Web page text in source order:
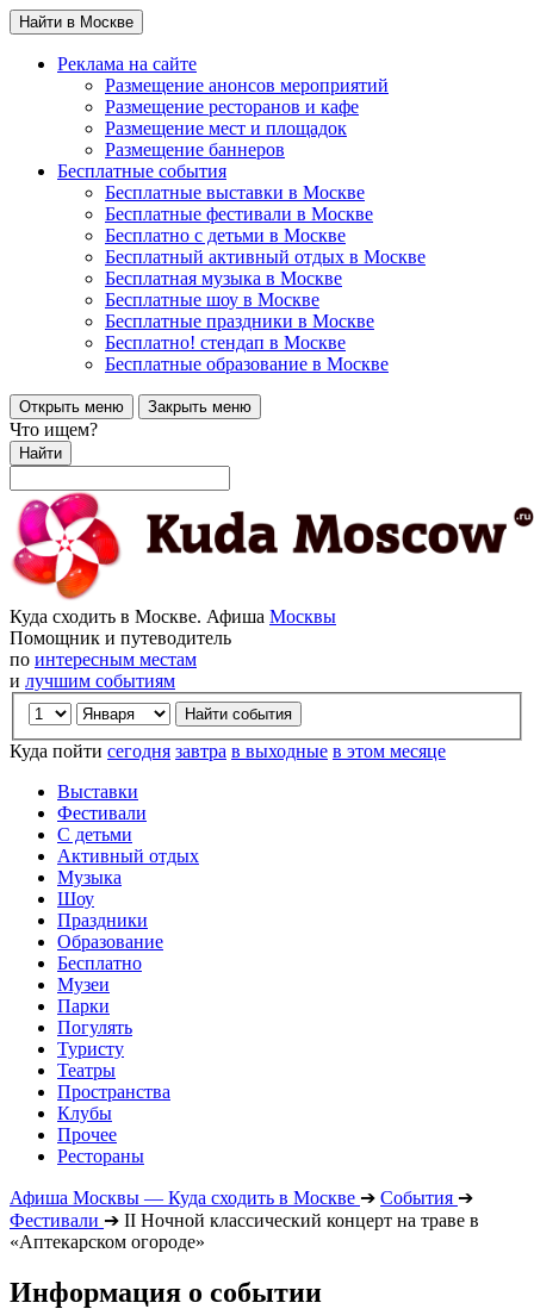
Найти в Москве
Реклама на сайте
Размещение анонсов мероприятий
Размещение ресторанов и кафе
Размещение мест и площадок
Размещение баннеров
Бесплатные события
Бесплатные выставки в Москве
Бесплатные фестивали в Москве
Бесплатно с детьми в Москве
Бесплатный активный отдых в Москве
Бесплатная музыка в Москве
Бесплатные шоу в Москве
Бесплатные праздники в Москве
Бесплатно! стендап в Москве
Бесплатные образование в Москве
Открыть меню Закрыть меню
Что ищем?
Найти
Куда сходить в Москве. Афиша Москвы
Помощник и путеводитель
по интересным местам
и лучшим событиям
Куда пойти сегодня завтра в выходные в этом месяце
Выставки
Фестивали
С детьми
Активный отдых
Музыка
Шоу
Праздники
Образование
Бесплатно
Музеи
Парки
Погулять
Туристу
Театры
Пространства
Клубы
Прочее
Рестораны
Афиша Москвы — Куда сходить в Москве ➔ События ➔
Фестивали ➔ II Ночной классический концерт на траве в
«Аптекарском огороде»
Информация о событии